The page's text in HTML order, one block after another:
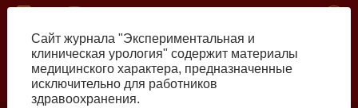
Перейти
основному
содержанию
Сайт журнала "Экспериментальная и
клиническая урология" содержит материалы
медицинского характера, предназначенные
исключительно для работников
здравоохранения.